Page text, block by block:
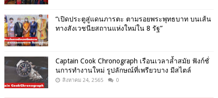
“เปิดประตูสู่แดนภารตะ ตามรอยพระพุทธบาท บนเส้น
ทางสังเวชนียสถานแห่งใหม่ใน 8 รัฐ”
Captain Cook Chronograph เรือนเวลาล้ำสมัย ฟังก์ชั่
นการทำงานใหม่ รูปลักษณ์ที่เพรียวบาง มีสไตล์
สิงหาคม 24, 2565 0